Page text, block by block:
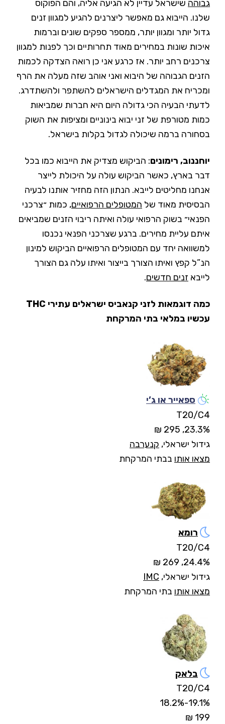
גבוהה שישראל עדיין לא הגיעה אליה, והם הפוקוס
שלנו. הייבוא גם מאפשר ליצרנים להגיע למגוון זנים
גדול יותר ומגוון יותר, ממספר ספקים שונים וברמות
איכות שונות במחירים מאוד תחרותיים וכך לפנות למגוון
צרכנים רחב יותר. אז כרגע אני כן רואה הצדקה לכמות
הזנים הגבוהה של היבוא ואני אוהב שזה מעלה את הרף
ומכריח את המגדלים הישראלים להשתפר ולהשתדרג.
לדעתי הבעיה הכי גדולה היום היא חברות שמביאות
כמות מטורפת של זני יבוא בינוניים ומציפות את השוק
בסחורה ברמה שיכולה לגדול בקלות בישראל.
יוחננוב, רימונים: הביקוש מצדיק את הייבוא כמו בכל
דבר בארץ, כאשר הביקוש עולה על היכולת לייצר
אנחנו מחליטים לייבא. הנתון הזה מחזיר אותנו לבעיה
הבסיסית מאוד של המטופלים הרפואיים, כמות ״צרכני
הפנאי״ בשוק הרפואי עולה ואיתה ריבוי הזנים שמביאים
איתם עליית מחירים. ברגע שצרכני הפנאי נכנסו
למשוואה יחד עם המטופלים הרפואיים הביקוש למינון
הנ”ל קפץ ואיתו הצורך בייצור ואיתו עלה גם הצורך
לייבא זנים חדשים.
כמה דוגמאות לזני קנאביס ישראלים עתירי THC
עכשיו במלאי בתי המרקחת
ספאייר או ג’י
T20/C4
23.3%, 295 ₪
גידול ישראלי, קנערבה
מצאו אותו בבתי המרקחת
רומא
T20/C4
24.4%, 269 ₪
גידול ישראלי, IMC
מצאו אותו בתי המרקחת
בלאק
T20/C4
19.1%-18.2%
199 ₪